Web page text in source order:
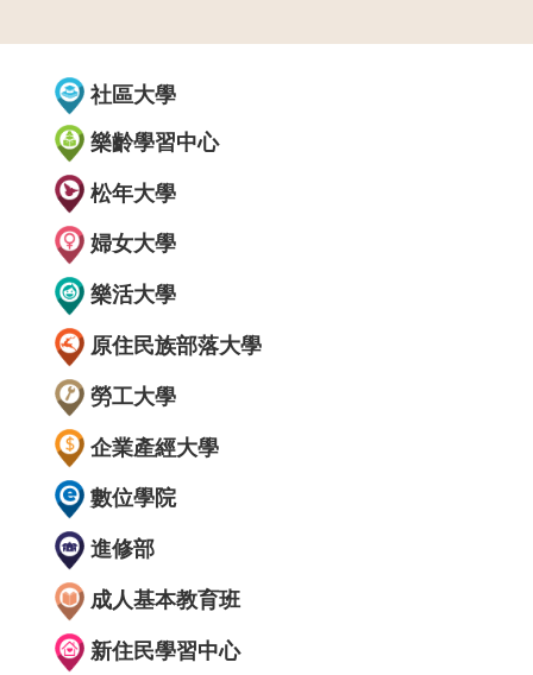
社區大學
樂齡學習中心
松年大學
婦女大學
樂活大學
原住民族部落大學
勞工大學
企業產經大學
數位學院
進修部
成人基本教育班
新住民學習中心